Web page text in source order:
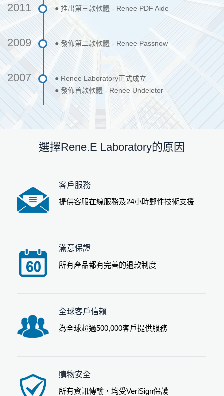
2011
2009
2007
● 推出第三款軟體 - Renee PDF Aide
● 發佈第二款軟體 - Renee Passnow
● Renee Laboratory正式成立
● 發佈首款軟體 - Renee Undeleter
選擇Rene.E Laboratory的原因
客戶服務
提供客服在線服務及24小時郵件技術支援
滿意保證
所有產品都有完善的退款制度
全球客戶信賴
為全球超過500,000客戶提供服務
購物安全
所有資訊傳輸，均受VeriSign保護